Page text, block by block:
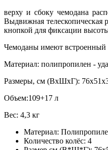
верху и сбоку чемодана
Выдвижная телескопическая
кнопкой для фиксации
Чемоданы имеют встроенный
Материал: полипропилен -
Размеры, см (ВхШхГ):
Объем:109+17 л
Вес: 4,3 кг
Материал:
Количество колёс: 4